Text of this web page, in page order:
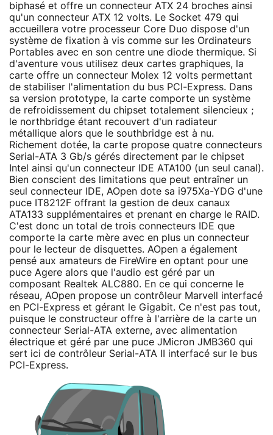
biphasé et offre un connecteur ATX 24 broches ainsi
qu'un connecteur ATX 12 volts. Le Socket 479 qui
accueillera votre processeur Core Duo dispose d'un
système de fixation à vis comme sur les Ordinateurs
Portables avec en son centre une diode thermique. Si
d'aventure vous utilisez deux cartes graphiques, la
carte offre un connecteur Molex 12 volts permettant
de stabiliser l'alimentation du bus PCI-Express. Dans
sa version prototype, la carte comporte un système
de refroidissement du chipset totalement silencieux ;
le northbridge étant recouvert d'un radiateur
métallique alors que le southbridge est à nu.
Richement dotée, la carte propose quatre connecteurs
Serial-ATA 3 Gb/s gérés directement par le chipset
Intel ainsi qu'un connecteur IDE ATA100 (un seul canal).
Bien conscient des limitations que peut entraîner un
seul connecteur IDE, AOpen dote sa i975Xa-YDG d'une
puce IT8212F offrant la gestion de deux canaux
ATA133 supplémentaires et prenant en charge le RAID.
C'est donc un total de trois connecteurs IDE que
comporte la carte mère avec en plus un connecteur
pour le lecteur de disquettes. AOpen a également
pensé aux amateurs de FireWire en optant pour une
puce Agere alors que l'audio est géré par un
composant Realtek ALC880. En ce qui concerne le
réseau, AOpen propose un contrôleur Marvell interfacé
en PCI-Express et gérant le Gigabit. Ce n'est pas tout,
puisque le constructeur offre à l'arrière de la carte un
connecteur Serial-ATA externe, avec alimentation
électrique et géré par une puce JMicron JMB360 qui
sert ici de contrôleur Serial-ATA II interfacé sur le bus
PCI-Express.